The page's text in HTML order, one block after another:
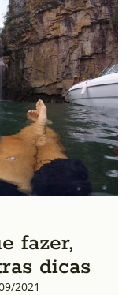
fazer,
dicas
2021